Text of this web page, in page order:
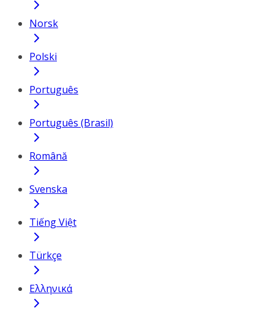
Norsk
Polski
Português
Português (Brasil)
Română
Svenska
Tiếng Việt
Türkçe
Ελληνικά